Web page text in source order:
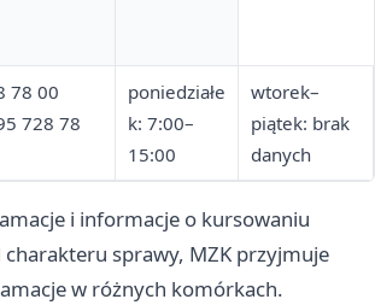
78 00
728 78
poniedziałe
k: 7:00–
15:00
wtorek–
piątek: brak
danych
i informacje o kursowaniu
charakteru sprawy, MZK przyjmuje
w różnych komórkach.